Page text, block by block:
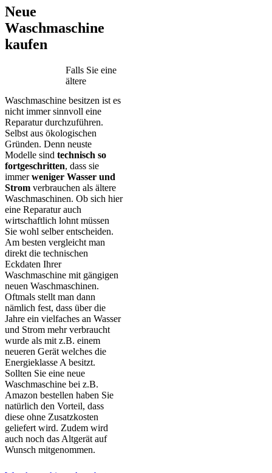
Neue
Waschmaschine
kaufen
Falls Sie eine
ältere
Waschmaschine besitzen ist es
nicht immer sinnvoll eine
Reparatur durchzuführen.
Selbst aus ökologischen
Gründen. Denn neuste
Modelle sind technisch so
fortgeschritten, dass sie
immerweniger Wasser und
Strom verbrauchen als ältere
Waschmaschinen. Ob sich hier
eine Reparatur auch
wirtschaftlich lohnt müssen
Sie wohl selber entscheiden.
Am besten vergleicht man
direkt die technischen
Eckdaten Ihrer
Waschmaschine mit gängigen
neuen Waschmaschinen.
Oftmals stellt man dann
nämlich fest, dass über die
Jahre ein vielfaches an Wasser
und Strom mehr verbraucht
wurde als mit z.B. einem
neueren Gerät welches die
Energieklasse A besitzt.
Sollten Sie eine neue
Waschmaschine bei z.B.
Amazon bestellen haben Sie
natürlich den Vorteil, dass
diese ohne Zusatzkosten
geliefert wird. Zudem wird
auch noch das Altgerät auf
Wunsch mitgenommen.